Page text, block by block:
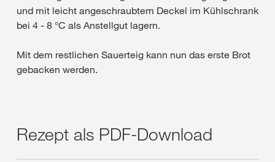
und mit leicht angeschraubtem Deckel im Kühlschrank
bei 4 - 8 °C als Anstellgut lagern.
Mit dem restlichen Sauerteig kann nun das erste Brot
gebacken werden.
Rezept als PDF-Download